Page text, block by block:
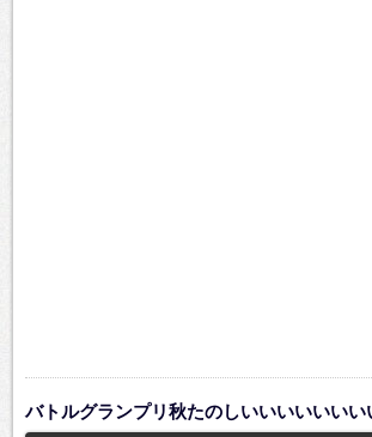
バトルグランプリ秋たのしいいいいいいい